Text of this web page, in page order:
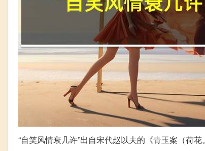
“自笑风情衰几许”出自宋代赵以夫的《青玉案（荷花。